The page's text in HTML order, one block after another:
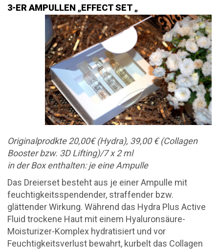
3-ER AMPULLEN „EFFECT SET „
Originalprodkte 20,00€ (Hydra), 39,00 € (Collagen
Booster bzw. 3D Lifting)/7 x 2 ml
in der Box enthalten: je eine Ampulle
Das Dreierset besteht aus je einer Ampulle mit
feuchtigkeitsspendender, straffender bzw.
glättender Wirkung. Während das Hydra Plus Active
Fluid trockene Haut mit einem Hyaluronsäure-
Moisturizer-Komplex hydratisiert und vor
Feuchtigkeitsverlust bewahrt, kurbelt das Collagen